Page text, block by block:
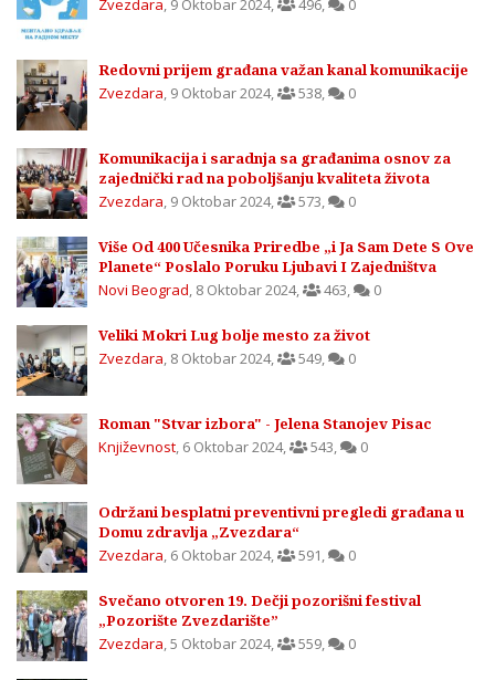
Zvezdara, 9 Oktobar 2024, 496, 0
Redovni prijem građana važan kanal komunikacije
Zvezdara, 9 Oktobar 2024, 538, 0
Komunikacija i saradnja sa građanima osnov za
zajednički rad na poboljšanju kvaliteta života
Zvezdara, 9 Oktobar 2024, 573, 0
Više Od 400 Učesnika Priredbe „i Ja Sam Dete S Ove
Planete“ Poslalo Poruku Ljubavi I Zajedništva
Novi Beograd, 8 Oktobar 2024, 463, 0
Veliki Mokri Lug bolje mesto za život
Zvezdara, 8 Oktobar 2024, 549, 0
Roman "Stvar izbora" - Jelena Stanojev Pisac
Književnost, 6 Oktobar 2024, 543, 0
Održani besplatni preventivni pregledi građana u
Domu zdravlja „Zvezdara“
Zvezdara, 6 Oktobar 2024, 591, 0
Svečano otvoren 19. Dečji pozorišni festival
„Pozorište Zvezdarište”
Zvezdara,5 Oktobar 2024, 559, 0